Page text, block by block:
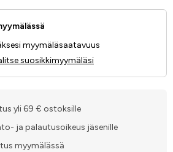
myymäläsaatavuus
suosikkimyymäläsi
yli 69 € ostoksille
ja palautusoikeus jäsenille
myymälässä